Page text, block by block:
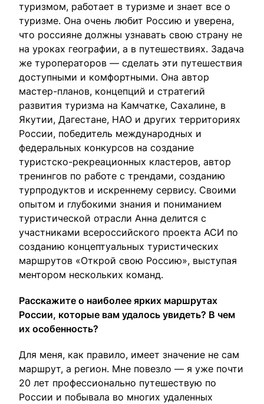
туризмом, работает в туризме и знает все о
туризме. Она очень любит Россию и уверена,
что россияне должны узнавать свою страну не
на уроках географии, а в путешествиях. Задача
же туроператоров — сделать эти путешествия
доступными и комфортными. Она автор
мастер-планов, концепций и стратегий
развития туризма на Камчатке, Сахалине, в
Якутии, Дагестане, НАО и других территориях
России, победитель международных и
федеральных конкурсов на создание
туристско-рекреационных кластеров, автор
тренингов по работе с трендами, созданию
турпродуктов и искреннему сервису. Своими
опытом и глубокими знания и пониманием
туристической отрасли Анна делится с
участниками всероссийского проекта АСИ по
созданию концептуальных туристических
маршрутов «Открой свою Россию», выступая
ментором нескольких команд.
Расскажите о наиболее ярких маршрутах
России, которые вам удалось увидеть? В чем
их особенность?
Для меня, как правило, имеет значение не сам
маршрут, а регион. Мне повезло — я уже почти
20 лет профессионально путешествую по
России и побывала во многих удаленных